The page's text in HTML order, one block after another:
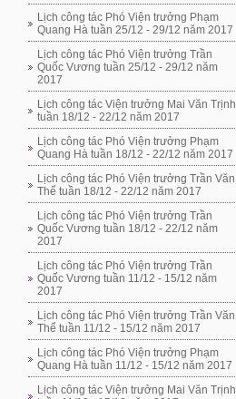
Lịch công tác Phó Viện trưởng Phạm
Quang Hà tuần 25/12 - 29/12 năm 2017
Lịch công tác Phó Viện trưởng Trần
Quốc Vương tuần 25/12 - 29/12 năm
2017
Lịch công tác Viện trưởng Mai Văn Trịnh
tuần 18/12 - 22/12 năm 2017
Lịch công tác Phó Viện trưởng Phạm
Quang Hà tuần 18/12 - 22/12 năm 2017
Lịch công tác Phó Viện trưởng Trần Văn
Thể tuần 18/12 - 22/12 năm 2017
Lịch công tác Phó Viện trưởng Trần
Quốc Vương tuần 18/12 - 22/12 năm
2017
Lịch công tác Phó Viện trưởng Trần
Quốc Vương tuần 11/12 - 15/12 năm
2017
Lịch công tác Phó Viện trưởng Trần Văn
Thể tuần 11/12 - 15/12 năm 2017
Lịch công tác Phó Viện trưởng Phạm
Quang Hà tuần 11/12 - 15/12 năm 2017
Lịch công tác Viện trưởng Mai Văn Trịnh